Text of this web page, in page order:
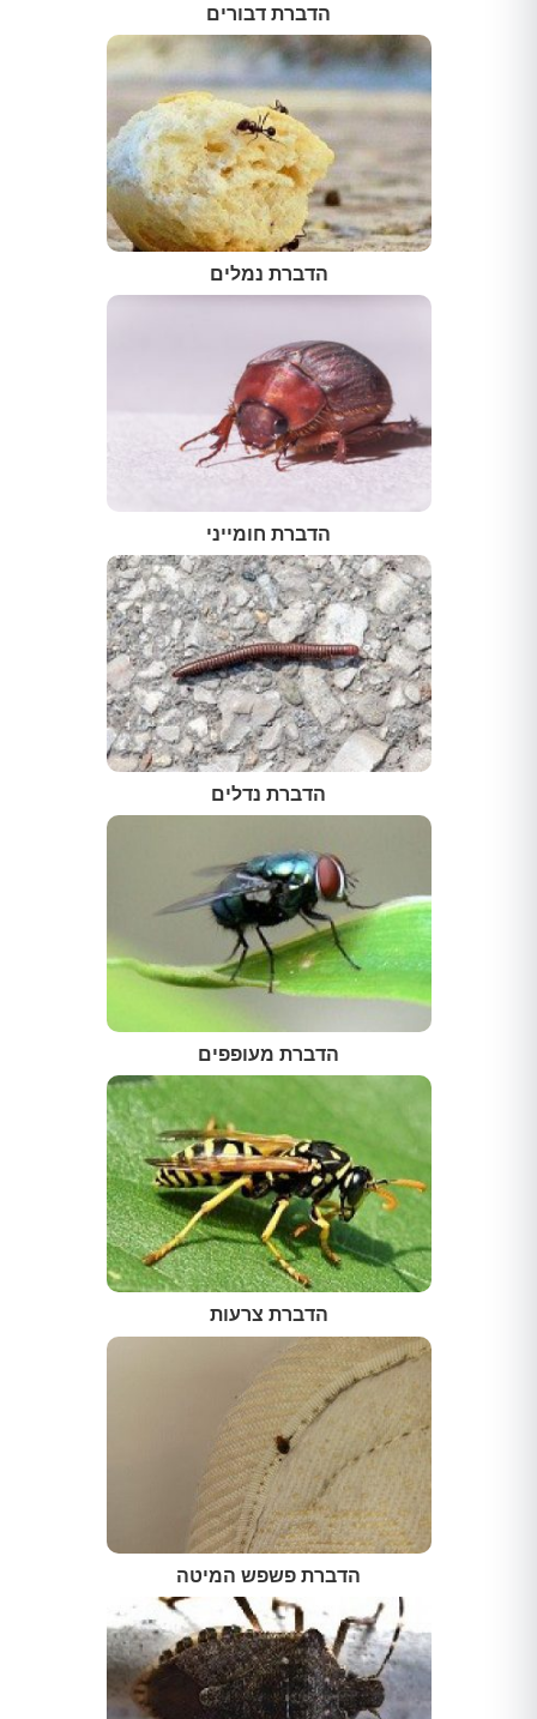
הדברת דבורים
הדברת נמלים
הדברת חומייני
הדברת נדלים
הדברת מעופפים
הדברת צרעות
הדברת פשפש המיטה